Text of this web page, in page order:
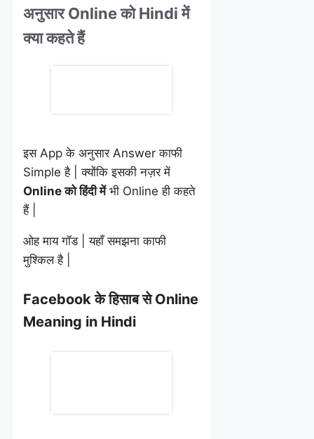
अनुसार Online को Hindi में
क्या कहते हैं
इस App के अनुसार Answer काफी
Simple है | क्योंकि इसकी नज़र में
Online को हिंदी मेंभी Online ही कहते
हैं |
ओह माय गॉड | यहाँ समझना काफी
मुश्किल है |
Facebook के हिसाब से Online
Meaning in Hindi